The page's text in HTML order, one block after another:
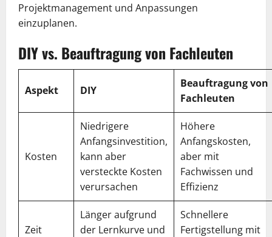
Projektmanagement und Anpassungen
einzuplanen.
DIY vs. Beauftragung von Fachleuten
Aspekt DIY
Beauftragung von
Fachleuten
Kosten
Niedrigere
Anfangsinvestition,
kann aber
versteckte Kosten
verursachen
Höhere
Anfangskosten,
aber mit
Fachwissen und
Effizienz
Zeit
Länger aufgrund
der Lernkurve und
Schnellere
Fertigstellung mit